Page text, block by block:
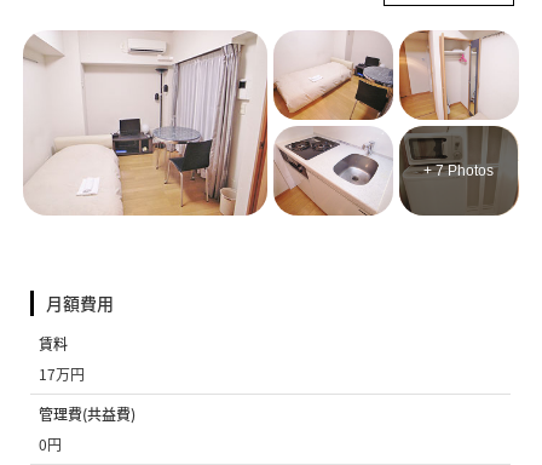
+ 7 Photos
月額費用
賃料
17万円
管理費(共益費)
0円